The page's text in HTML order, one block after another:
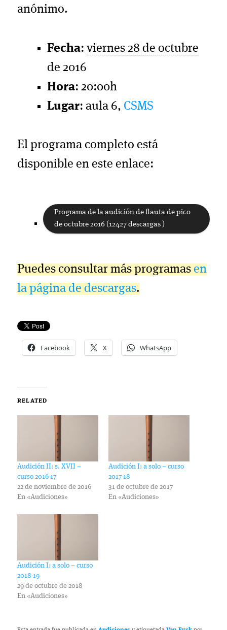
anónimo.
Fecha:viernes 28 de octubre
de 2016
Hora: 20:00h
Lugar: aula 6, CSMS
El programa completo está
disponible en este enlace:
Programa de la audición de flauta de pico
de octubre 2016 (12427 descargas )
Puedes consultar más programasen
la página de descargas.
Facebook X WhatsApp
RELATED
Audición II: s. XVII –
curso 2016-17
22 de noviembre de 2016
En «Audiciones»
Audición I: a solo – curso
2017-18
31 de octubre de 2017
En «Audiciones»
Audición I: a solo – curso
2018-19
29 de octubre de 2018
En «Audiciones»